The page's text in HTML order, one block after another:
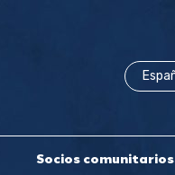
Socios comunitarios